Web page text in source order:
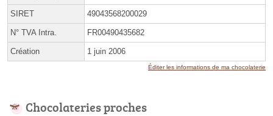
SIRET 49043568200029
N° TVA Intra. FR00490435682
Création 1 juin 2006
Éditer les informations de ma chocolaterie
Chocolateries proches